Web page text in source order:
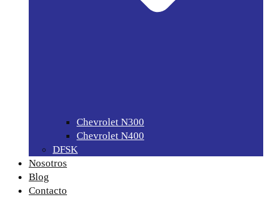
Chevrolet N300
Chevrolet N400
DFSK
Nosotros
Blog
Contacto